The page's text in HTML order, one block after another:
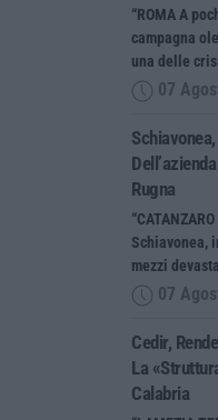
“ROMA A
campagna
una delle
07
Rugna
Schiavonea,
mezzi
07
Cedir,
La
Calabria